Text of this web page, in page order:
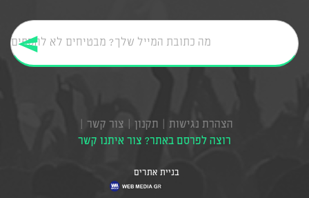
הצהרת נגישות תקנון
צור קשר
רוצה לפרסם באתר? צור איתנו קשר
בניית אתרים